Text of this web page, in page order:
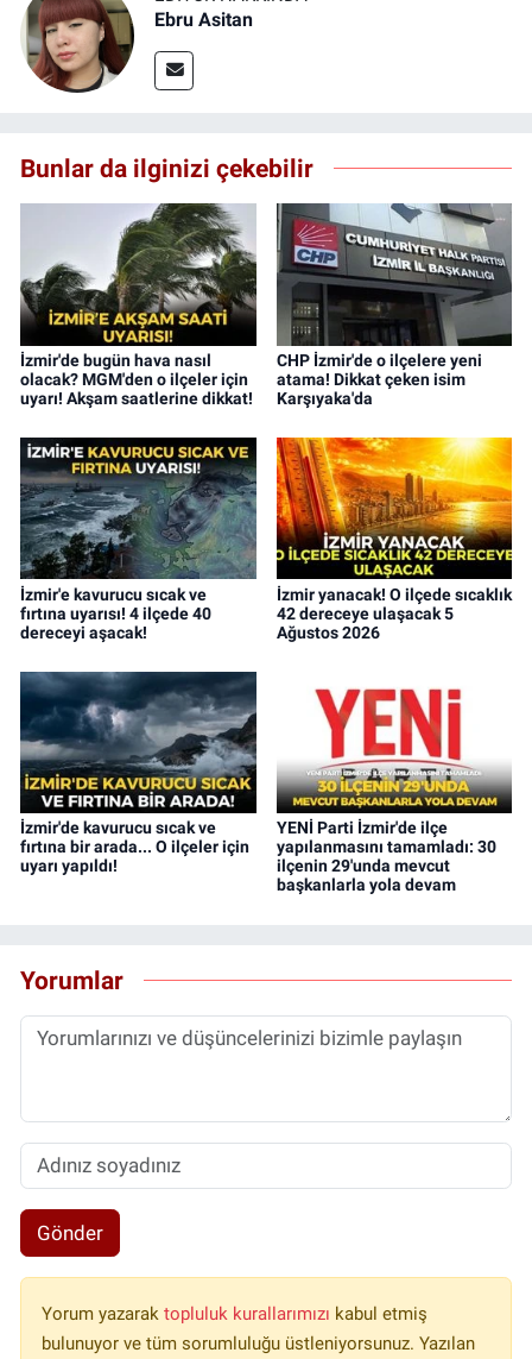
Ebru Asitan
Bunlar da ilginizi çekebilir
İzmir'de bugün hava nasıl
olacak? MGM'den o ilçeler için
uyarı! Akşam saatlerine dikkat!
CHP İzmir'de o ilçelere yeni
atama! Dikkat çeken isim
Karşıyaka'da
İzmir'e kavurucu sıcak ve
fırtına uyarısı! 4 ilçede 40
dereceyi aşacak!
İzmir yanacak! O ilçede sıcaklık
42 dereceye ulaşacak 5
Ağustos 2026
İzmir'de kavurucu sıcak ve
fırtına bir arada... O ilçeler için
uyarı yapıldı!
YENİ Parti İzmir'de ilçe
yapılanmasını tamamladı: 30
ilçenin 29'unda mevcut
başkanlarla yola devam
Yorumlar
Gönder
Yorum yazarak topluluk kurallarımızı kabul etmiş
bulunuyor ve tüm sorumluluğu üstleniyorsunuz. Yazılan